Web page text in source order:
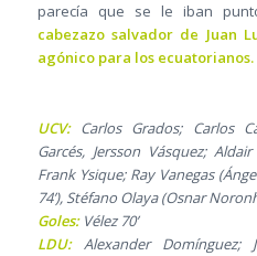
parecía que se le iban
cabezazo salvador de Juan
agónico para los ecuatorianos.
UCV:Carlos Grados; Carlos
Garcés, Jersson Vásquez;
Frank Ysique; Ray Vanegas
74’), Stéfano Olaya (Osnar
Goles:Vélez 70’
LDU:Alexander Domínguez;